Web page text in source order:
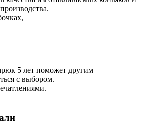
5 лет поможет другим
с выбором.